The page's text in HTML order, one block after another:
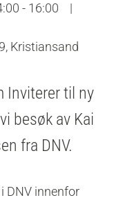
- 16:00
|
Kristiansand
Inviterer til ny
besøk av Kai
fra DNV.
DNV innenfor